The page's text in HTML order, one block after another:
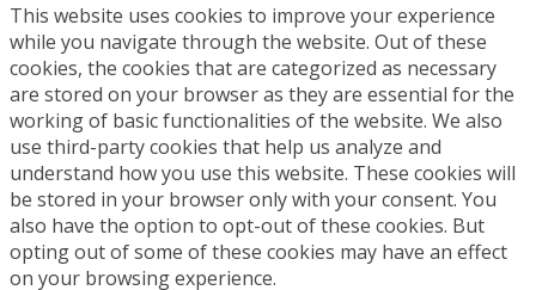
This website uses cookies to improve your experience
while you navigate through the website. Out of these
cookies, the cookies that are categorized as necessary
are stored on your browser as they are essential for the
working of basic functionalities of the website. We also
use third-party cookies that help us analyze and
understand how you use this website. These cookies will
be stored in your browser only with your consent. You
also have the option to opt-out of these cookies. But
opting out of some of these cookies may have an effect
on your browsing experience.